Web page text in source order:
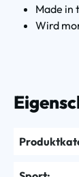
Made in
Wird